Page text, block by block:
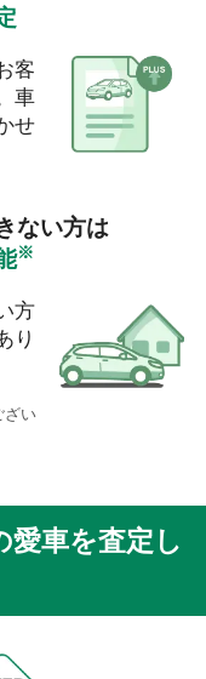
客
車
せ
ない方は
※
方
り
ざい
車を査定し